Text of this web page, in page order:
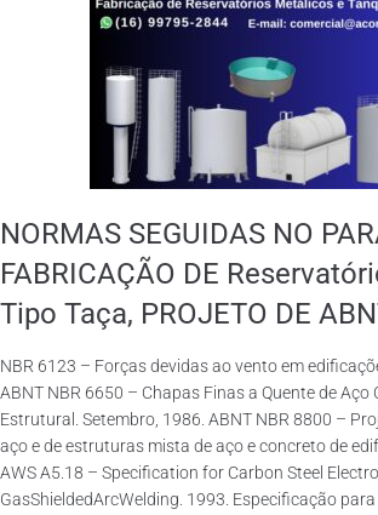
NORMAS SEGUIDAS NO
FABRICAÇÃO DE
Tipo Taça, PROJETO DE
NBR 6123 – Forças devidas ao vento em
ABNT NBR 6650 – Chapas Finas a Quente de Aço
Estrutural. Setembro, 1986. ABNT NBR 8800 –
aço e de estruturas mista de aço e concreto de
AWS A5.18 – Specification for Carbon Steel
GasShieldedArcWelding. 1993. Especificação